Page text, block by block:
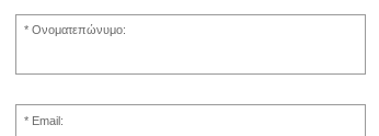
Ονοματεπώνυμο:
Email: